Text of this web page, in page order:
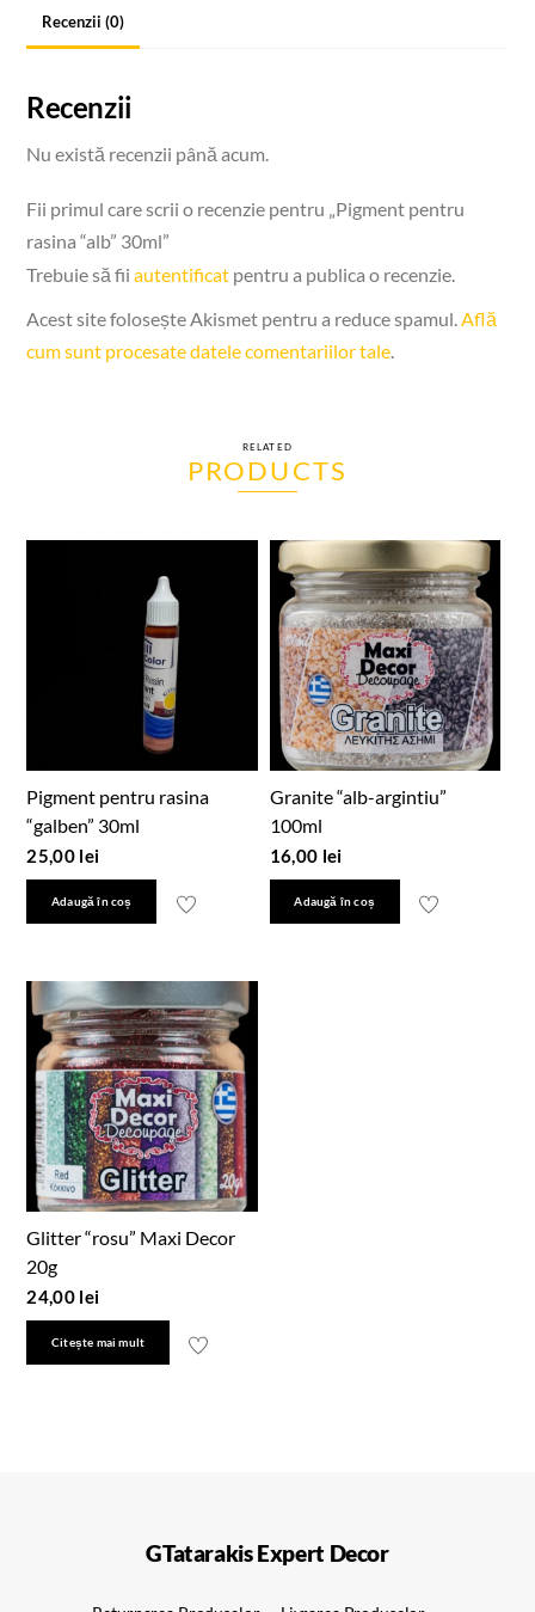
Recenzii (0)
Recenzii
Nu există recenzii până acum.
Fii primul care scrii o recenzie pentru „Pigment pentru
rasina “alb” 30ml”
Trebuie să fiiautentificat pentru a publica o recenzie.
Acest site folosește Akismet pentru a reduce spamul.Află
cum sunt procesate datele comentariilor tale.
RELATED
PRODUCTS
Pigment pentru rasina
“galben” 30ml
25,00 lei
Adaugă în coș
Granite “alb-argintiu”
100ml
16,00 lei
Adaugă în coș
Glitter “rosu” Maxi Decor
20g
24,00 lei
Citește mai mult
GTatarakis Expert Decor